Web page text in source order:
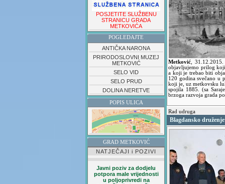
POSJETITE SLUŽBENU
STRANICU GRADA
METKOVIĆA
POGLEDAJTE
ANTIČKA NARONA
PRIRODOSLOVNI MUZEJ
METKOVIĆ
SELO VID
SELO PRUD
DOLINA NERETVE
POPIS ULICA
GRAD METKOVIĆ
NATJEČAJI i POZIVI
Javni poziv za dodjelu
potpora male vrijednosti
u poljoprivredi na
Metković ,
objavljujemo prilog
a koji je trebao biti
120 godina svečano u
koji je, uz metkovsku
spojila 1885. (sa
brzoga razvoja grada
Rad udruga
Blagdansko